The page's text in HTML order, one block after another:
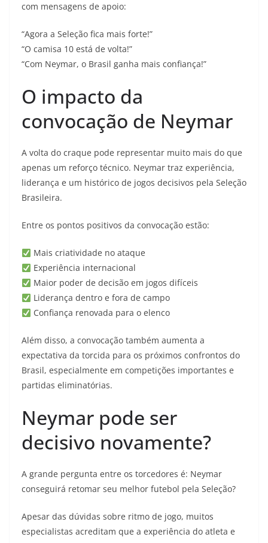
com mensagens de apoio:
“Agora a Seleção fica mais forte!”
“O camisa 10 está de volta!”
“Com Neymar, o Brasil ganha mais confiança!”
O impacto da
convocação de Neymar
A volta do craque pode representar muito mais do que
apenas um reforço técnico. Neymar traz experiência,
liderança e um histórico de jogos decisivos pela Seleção
Brasileira.
Entre os pontos positivos da convocação estão:
Mais criatividade no ataque
Experiência internacional
Maior poder de decisão em jogos difíceis
Liderança dentro e fora de campo
Confiança renovada para o elenco
Além disso, a convocação também aumenta a
expectativa da torcida para os próximos confrontos do
Brasil, especialmente em competições importantes e
partidas eliminatórias.
Neymar pode ser
decisivo novamente?
A grande pergunta entre os torcedores é: Neymar
conseguirá retomar seu melhor futebol pela Seleção?
Apesar das dúvidas sobre ritmo de jogo, muitos
especialistas acreditam que a experiência do atleta e